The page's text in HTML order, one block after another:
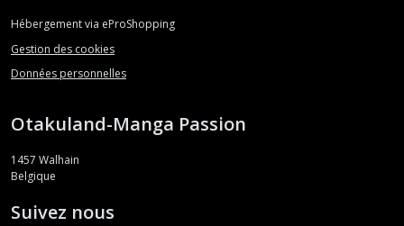
Hébergement via eProShopping
Gestion des cookies
Données personnelles
Otakuland-Manga Passion
1457 Walhain
Belgique
Suivez nous